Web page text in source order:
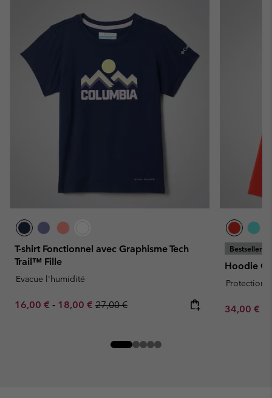
T-shirt Fonctionnel avec Graphisme Tech
Trail™ Fille
Evacue l'humidité
Minimum sale price:
16,00 € - Maximum sale price:
18,00 € Regular price:
27,00 €
Bestseller
Hoodie
Protection
Minimum
34,00 €